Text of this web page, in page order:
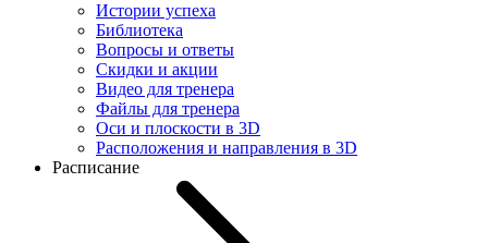
Истории успеха
Библиотека
Вопросы и ответы
Скидки и акции
Видео для тренера
Файлы для тренера
Оси и плоскости в 3D
Расположения и направления в 3D
Расписание